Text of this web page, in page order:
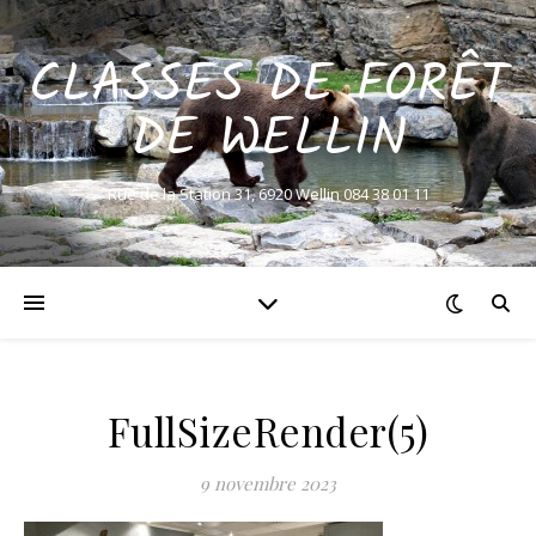
CLASSES DE FORÊT
DE WELLIN
Rue de la Station 31, 6920 Wellin 084 38 01 11
FullSizeRender(5)
9 novembre 2023